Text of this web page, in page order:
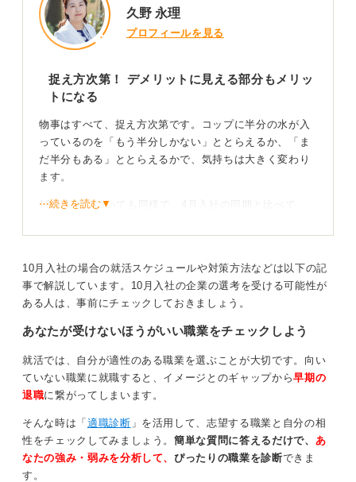
久野 永理
プロフィールを見る
捉え方次第！ デメリットに見える部分もメリッ
トになる
物事はすべて、捉え方次第です。コップに半分の水が入
っているのを「もう半分しかない」ととらえるか、「ま
だ半分もある」ととらえるかで、気持ちは大きく変わり
ます。
10月入社についても同様で、4月入社の同期と比べて
翌年4月に入社する学生と比べれば、半年早く社会人経験
ほかの人にない経験は未来の大きな財産になると覚
えておこう
けの大きな財産です。
その経験を通じて身に付けた語学力や異文化理解力、主
い社会人生活のなかで必ず大きな武器になります。
遅れたと感じる必要はまったくありません。その経験に
⋯続きを読む▼
10月入社の場合の就活スケジュールや対策方法などは以下の記
事で解説しています。10月入社の企業の選考を受ける可能性が
ある人は、事前にチェックしておきましょう。
あなたが受けないほうがいい職業をチェックしよう
就活では、自分が適性のある職業を選ぶことが大切です。向い
ていない職業に就職すると、イメージとのギャップから早期の
退職に繋がってしまいます。
そんな時は「 適職診断 」を活用して、志望する職業と自分の相
性をチェックしてみましょう。簡単な質問に答えるだけで、 あ
なたの強み・弱みを分析して、ぴったりの職業を診断できま
す。